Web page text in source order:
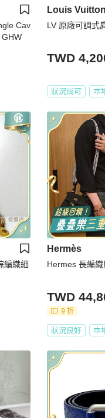
Cav
Louis Vuitton
LV 原廠可調式
TWD
狀況尚可 本
編織細
Hermès
Hermes 長編
TWD
9 折
狀況良好 本